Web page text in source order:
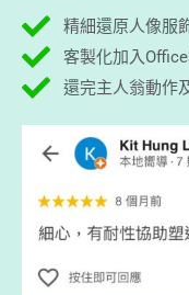
精細還原人像服
客製化加入
還完主人翁動作